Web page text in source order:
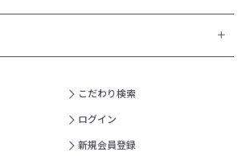
こだわり検索
ログイン
新規会員登録